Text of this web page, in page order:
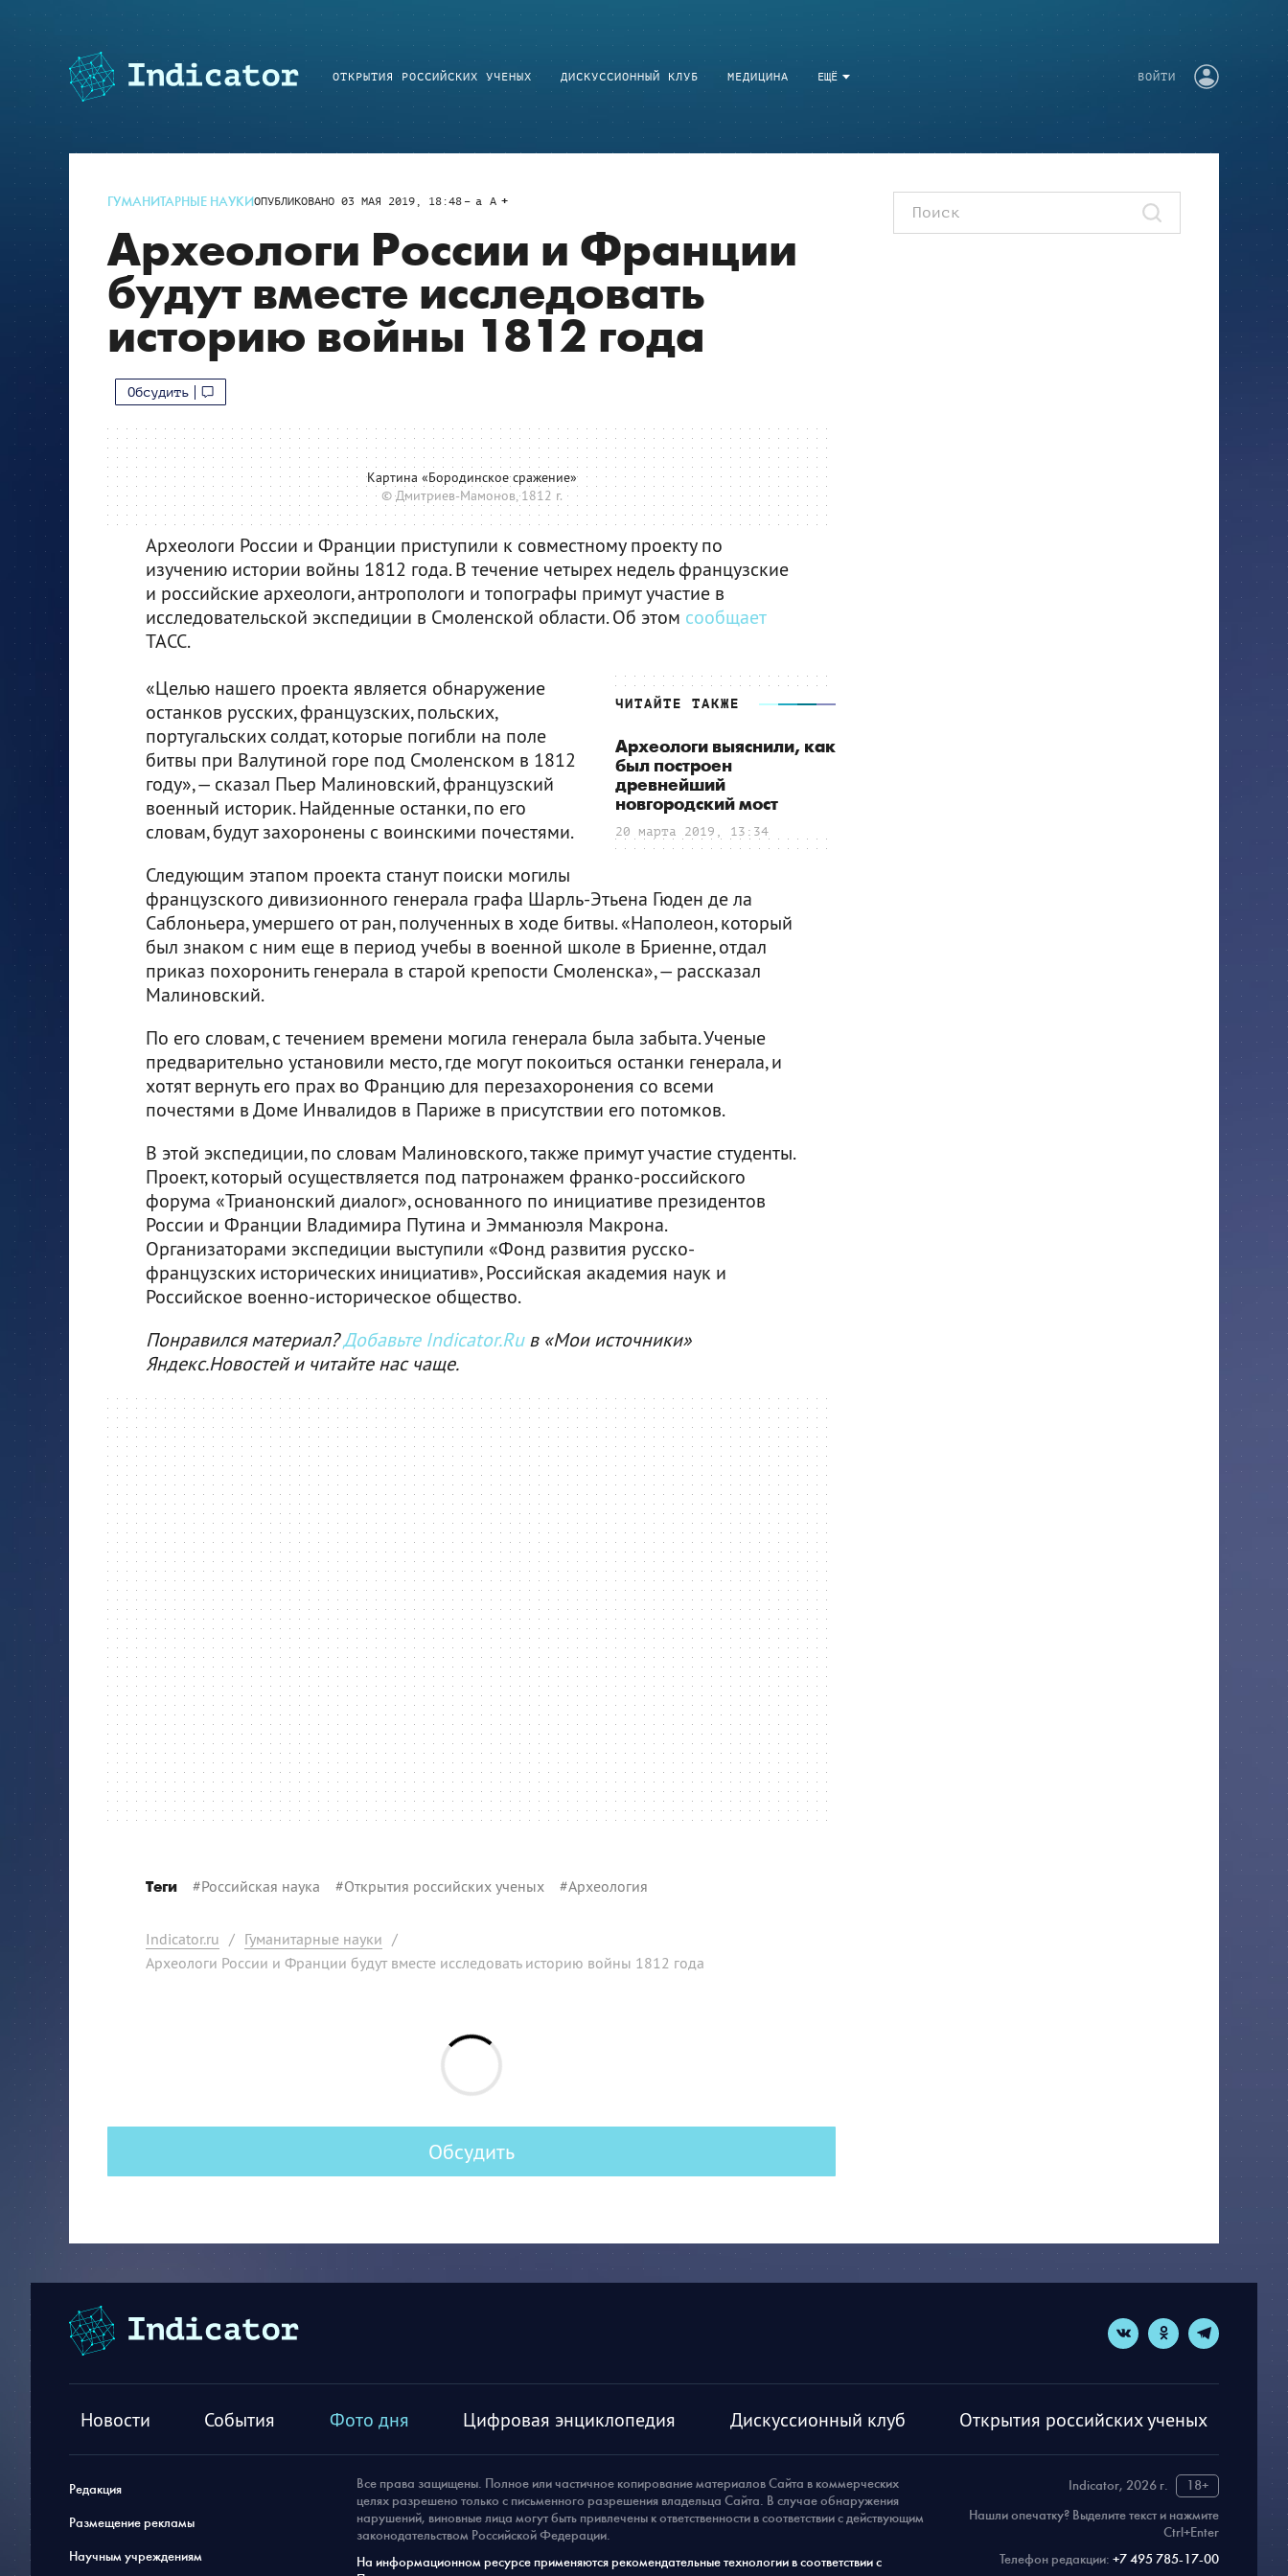
ЕЩЁ
ОТКРЫТИЯ РОССИЙСКИХ УЧЕНЫХ ДИСКУССИОННЫЙ КЛУБ МЕДИЦИНА ВОЙТИ
ГУМАНИТАРНЫЕ НАУКИОПУБЛИКОВАНО 03 МАЯ 2019, 18:48 a A
Археологи России и Франции
будут вместе исследовать
историю войны 1812 года
Обсудить
Картина «Бородинское сражение»
© Дмитриев-Мамонов, 1812 г.
Археологи России и Франции приступили к совместному проекту по
изучению истории войны 1812 года. В течение четырех недель французские
и российские археологи, антропологи и топографы примут участие в
исследовательской экспедиции в Смоленской области. Об этом сообщает
ТАСС.
ЧИТАЙТЕ ТАКЖЕ
Археологи выяснили, как
был построен
древнейший
новгородский мост
20 марта 2019, 13:34
«Целью нашего проекта является обнаружение
останков русских, французских, польских,
португальских солдат, которые погибли на поле
битвы при Валутиной горе под Смоленском в 1812
году», — сказал Пьер Малиновский, французский
военный историк. Найденные останки, по его
словам, будут захоронены с воинскими почестями.
Следующим этапом проекта станут поиски могилы
французского дивизионного генерала графа Шарль-Этьена Гюден де ла
Саблоньера, умершего от ран, полученных в ходе битвы. «Наполеон, который
был знаком с ним еще в период учебы в военной школе в Бриенне, отдал
приказ похоронить генерала в старой крепости Смоленска», — рассказал
Малиновский.
По его словам, с течением времени могила генерала была забыта. Ученые
предварительно установили место, где могут покоиться останки генерала, и
хотят вернуть его прах во Францию для перезахоронения со всеми
почестями в Доме Инвалидов в Париже в присутствии его потомков.
В этой экспедиции, по словам Малиновского, также примут участие студенты.
Проект, который осуществляется под патронажем франко-российского
форума «Трианонский диалог», основанного по инициативе президентов
России и Франции Владимира Путина и Эмманюэля Макрона.
Организаторами экспедиции выступили «Фонд развития русско-
французских исторических инициатив», Российская академия наук и
Российское военно-историческое общество.
Понравился материал?Добавьте Indicator.Ruв «Мои источники»
Яндекс.Новостей и читайте нас чаще.
Теги #Российская наука #Открытия российских ученых #Археология
Indicator.ru / Гуманитарные науки /
Археологи России и Франции будут вместе исследовать историю войны 1812 года
Обсудить
Новости События Фото дня Цифровая энциклопедия Дискуссионный клуб Открытия российских ученых
Редакция
Размещение рекламы
Научным учреждениям
Indicator, 2026 г.
18+
Нашли опечатку? Выделите текст и нажмите
Ctrl+Enter
Телефон редакции: +7 495 785-17-00
Все права защищены. Полное или частичное копирование материалов Сайта в коммерческих
целях разрешено только с письменного разрешения владельца Сайта. В случае обнаружения
нарушений, виновные лица могут быть привлечены к ответственности в соответствии с действующим
законодательством Российской Федерации.
На информационном ресурсе применяются рекомендательные технологии в соответствии с